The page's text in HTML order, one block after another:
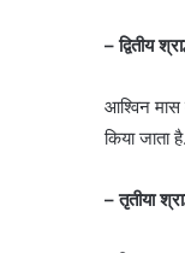
– द्वितीय
आश्विन मास
किया जाता है.
– तृतीया